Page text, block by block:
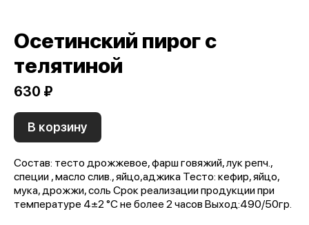
Осетинский пирог с
телятиной
630 ₽
В корзину
Состав: тесто дрожжевое, фарш говяжий, лук репч.,
специи , масло слив., яйцо,аджика Тесто: кефир, яйцо,
мука, дрожжи, соль Срок реализации продукции при
температуре 4±2 °С не более 2 часов Выход:490/50гр.